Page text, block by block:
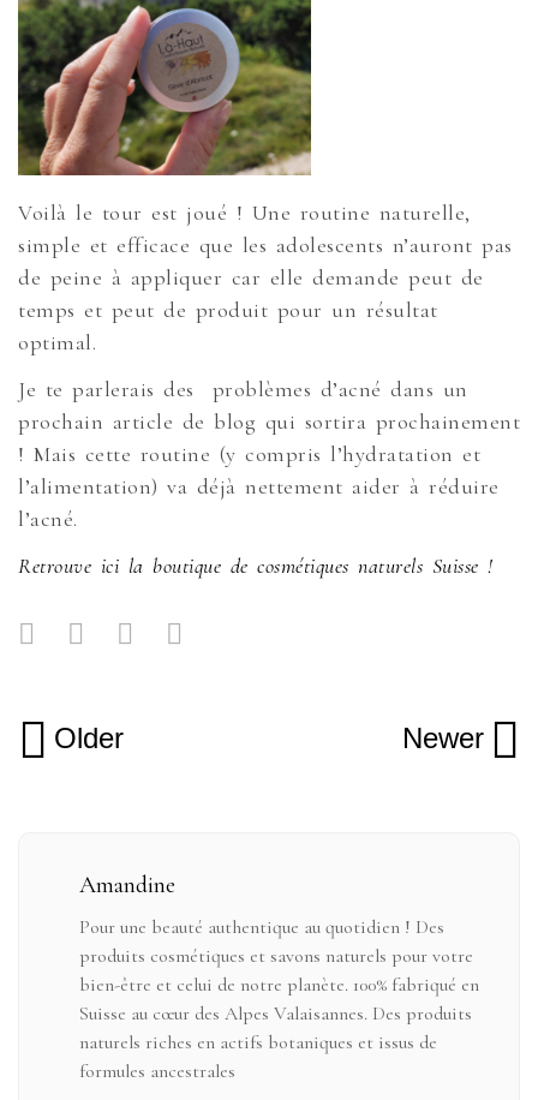
Voilà le tour est joué ! Une routine naturelle,
simple et efficace que les adolescents n’auront pas
de peine à appliquer car elle demande peut de
temps et peut de produit pour un résultat
optimal.
Je te parlerais des problèmes d’acné dans un
prochain article de blog qui sortira prochainement
! Mais cette routine (y compris l’hydratation et
l’alimentation) va déjà nettement aider à réduire
l’acné.
Retrouve ici la boutique de cosmétiques naturels Suisse !
Older Newer
Amandine
Pour une beauté authentique au quotidien ! Des
produits cosmétiques et savons naturels pour votre
bien-être et celui de notre planète. 100% fabriqué en
Suisse au cœur des Alpes Valaisannes. Des produits
naturels riches en actifs botaniques et issus de
formules ancestrales